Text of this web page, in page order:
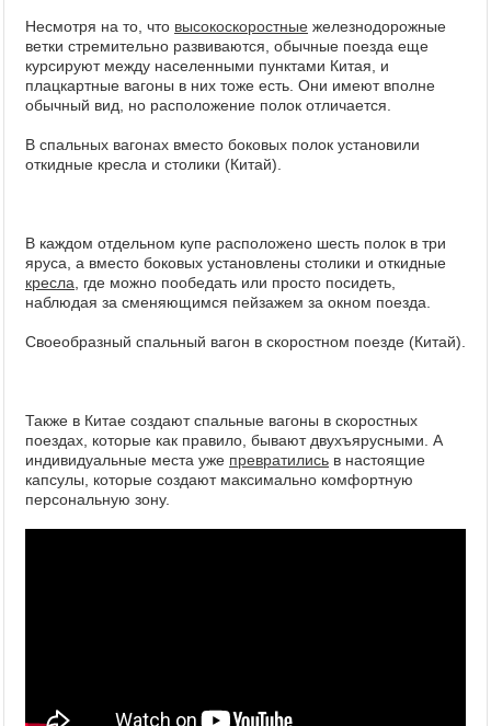
Несмотря на то, что высокоскоростные железнодорожные
ветки стремительно развиваются, обычные поезда еще
курсируют между населенными пунктами Китая, и
плацкартные вагоны в них тоже есть. Они имеют вполне
обычный вид, но расположение полок отличается.
В спальных вагонах вместо боковых полок установили
откидные кресла и столики (Китай).
В каждом отдельном купе расположено шесть полок в три
яруса, а вместо боковых установлены столики и откидные
кресла , где можно пообедать или просто посидеть,
наблюдая за сменяющимся пейзажем за окном поезда.
Своеобразный спальный вагон в скоростном поезде (Китай).
Также в Китае создают спальные вагоны в скоростных
поездах, которые как правило, бывают двухъярусными. А
индивидуальные места уже превратились в настоящие
капсулы, которые создают максимально комфортную
персональную зону.